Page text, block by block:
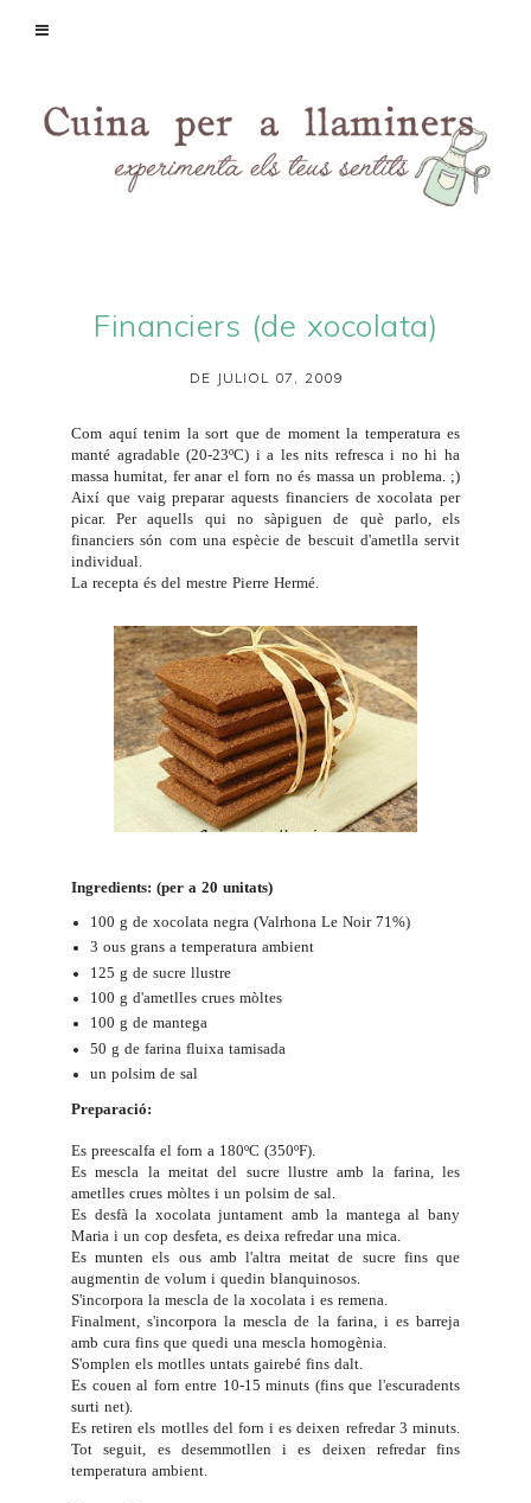
Financiers (de xocolata)
DE JULIOL 07, 2009
Com aquí tenim la sort que de moment la temperatura es
manté agradable (20-23ºC) i a les nits refresca i no hi ha
massa humitat, fer anar el forn no és massa un problema. ;)
Així que vaig preparar aquests financiers de xocolata per
picar. Per aquells qui no sàpiguen de què parlo, els
financiers són com una espècie de bescuit d'ametlla servit
individual.
La recepta és del mestre Pierre Hermé
Ingredients: (per a 20 unitats)
100 g de xocolata negra (Valrhona Le Noir 71%)
3 ous grans a temperatura ambient
125 g de sucre llustre
100 g d'ametlles crues mòltes
100 g de mantega
50 g de farina fluixa tamisada
un polsim de sal
Preparació:
Es preescalfa el forn a 180ºC (350ºF).
Es mescla la meitat del sucre llustre amb la farina, les
ametlles crues mòltes i un polsim de sal.
Es desfà la xocolata juntament amb la mantega al bany
Maria i un cop desfeta, es deixa refredar una mica.
Es munten els ous amb l'altra meitat de sucre fins que
augmentin de volum i quedin blanquinosos.
S'incorpora la mescla de la xocolata i es remena.
Finalment, s'incorpora la mescla de la farina, i es barreja
amb cura fins que quedi una mescla homogènia.
S'omplen els motlles untats gairebé fins dalt.
Es couen al forn entre 10-15 minuts (fins que l'escuradents
surti net).
Es retiren els motlles del forn i es deixen refredar 3 minuts.
Tot seguit, es desemmotllen i es deixen refredar fins
temperatura ambient.